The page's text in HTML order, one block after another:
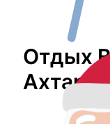
Отдых